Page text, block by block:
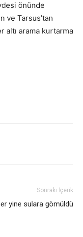
önünde
ve Tarsus’tan
altı arama kurtarma
Sonraki İçerik
yine sulara gömüldü